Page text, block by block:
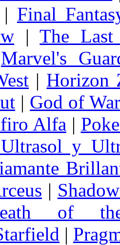
| Final
|The
Marvel's
| Horizon
| God of
Alfa |
y
|
of
|